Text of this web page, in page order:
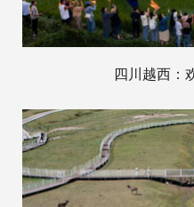
四川越西：